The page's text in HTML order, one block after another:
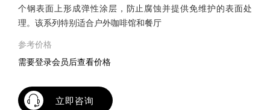
个钢表面上形成弹性涂层，防止腐蚀并提供免维护的表面处
理。该系列特别适合户外咖啡馆和餐厅
参考价格
需要登录会员后查看价格
立即咨询